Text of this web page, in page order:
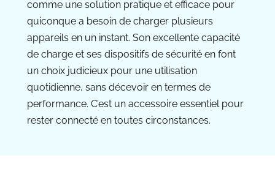
comme une solution pratique et efficace pour
quiconque a besoin de charger plusieurs
appareils en un instant. Son excellente capacité
de charge et ses dispositifs de sécurité en font
un choix judicieux pour une utilisation
quotidienne, sans décevoir en termes de
performance. C’est un accessoire essentiel pour
rester connecté en toutes circonstances.